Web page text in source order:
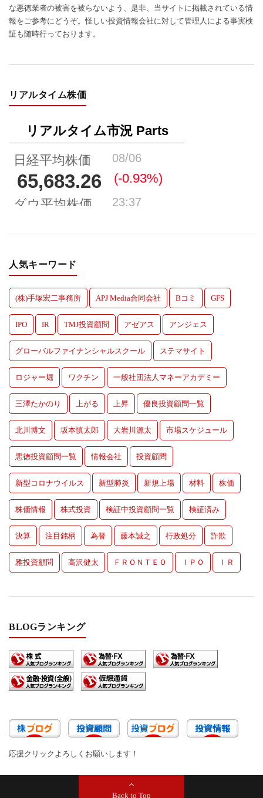
な悪徳業者の被害を被らないよう、是非、当サイトに掲載されている情
報をご参考にどうぞ。怪しい投資情報会社に対して管理人による事実検
証も随時行っております。
リアルタイム株価
人気キーワード
(株)手塚宏二事務所 APJ Media合同会社 Bコミ GFS
IPO IR TMJ投資顧問 アゼアス アンジェス
グローバルファイナンシャルスクール ステマサイト
ロジャー堀 ワクチン 一般社団法人マネーアカデミー
三澤たかのり 上がる 上昇 優良投資顧問一覧
北川博文 坂本慎太郎 大岩川源太 市場スケジュール
悪徳投資顧問一覧 情報会社 投資顧問
新型コロナウイルス 新型肺炎 新規上場 材料 株価
株価情報 株式投資 検証中投資顧問一覧 検証済み
決算 注目銘柄 為替 藤本誠之 行政処分 詐欺
雅投資顧問 高沢健太 ＦＲＯＮＴＥＯ ＩＰＯ ＩＲ
BLOGランキング
応援クリックよろしくお願いします！
Back to Top